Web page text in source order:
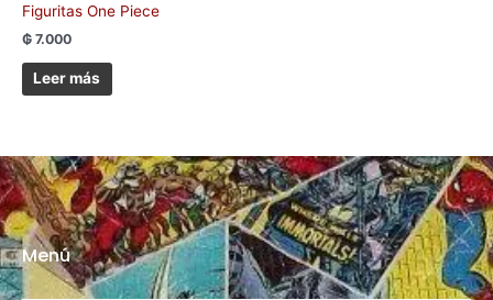
Figuritas One Piece
₲ 7.000
Leer más
Menú